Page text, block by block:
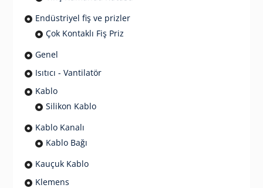
Endüstriyel fiş ve prizler
Çok Kontaklı Fiş Priz
Genel
Isıtıcı - Vantilatör
Kablo
Silikon Kablo
Kablo Kanalı
Kablo Bağı
Kauçuk Kablo
Klemens